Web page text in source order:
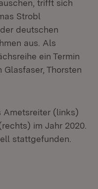
trifft sich
Strobl
deutschen
aus. Als
ein Termin
Thorsten
Ametsreiter (links)
im Jahr 2020.
stattgefunden.